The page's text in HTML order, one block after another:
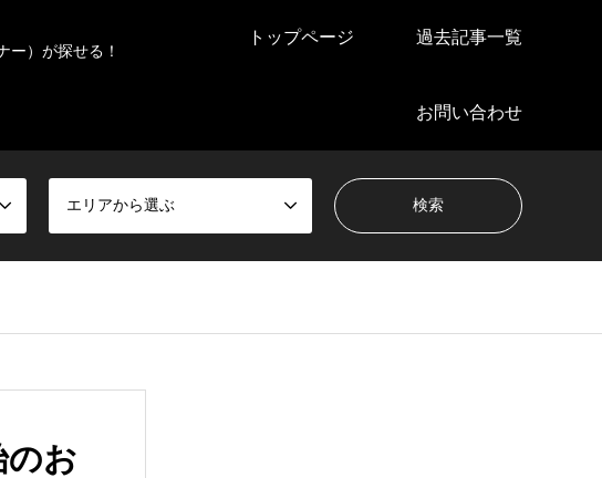
ー）が探せる！
トップページ 過去記事一覧
お問い合わせ
エリアから選ぶ
お